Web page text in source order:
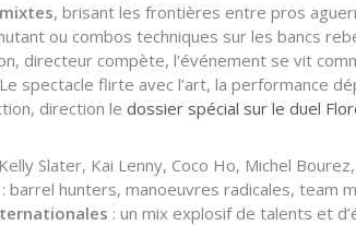
, brisant les frontières entre pros
ou combos techniques sur les bancs
directeur compète, l’événement se vit
spectacle flirte avec l’art, la performance
direction le dossier spécial sur le duel
Slater, Kai Lenny, Coco Ho, Michel
: barrel hunters, manoeuvres radicales, team
: un mix explosif de talents et